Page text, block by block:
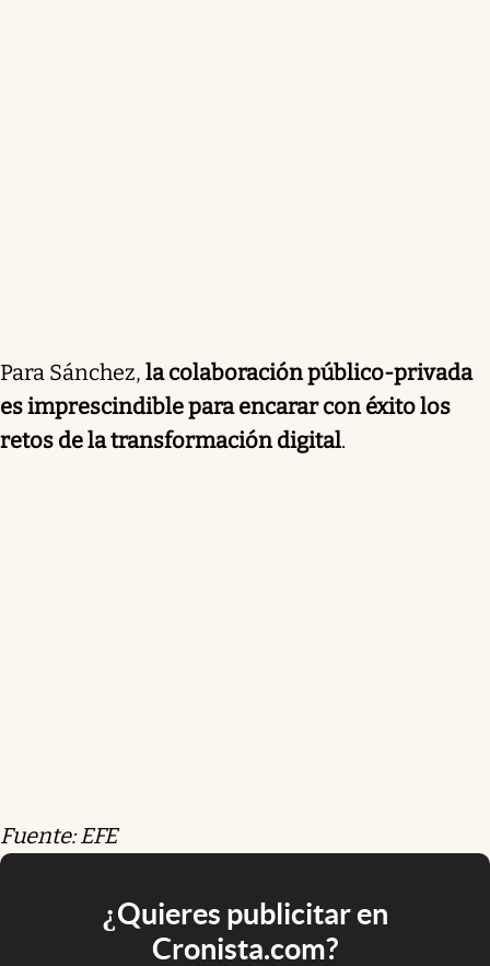
Para Sánchez, la colaboración público-privada
es imprescindible para encarar con éxito los
retos de la transformación digital.
Fuente: EFE
¿Quieres publicitar en
Cronista.com?